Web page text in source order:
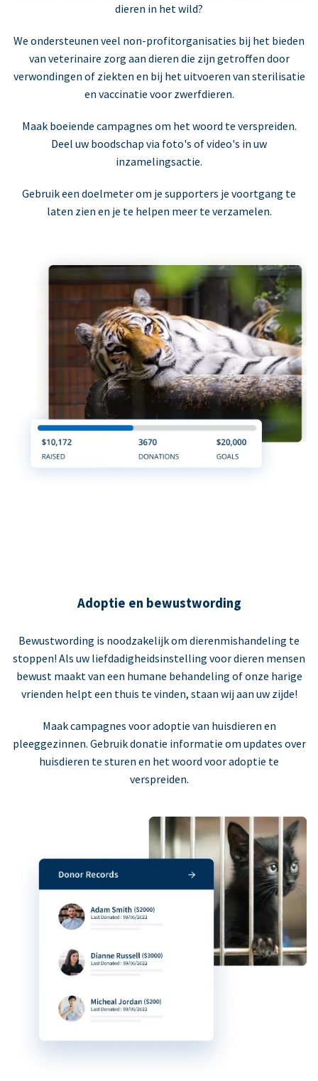
dieren in het wild?
We ondersteunen veel non-profitorganisaties bij het bieden
van veterinaire zorg aan dieren die zijn getroffen door
verwondingen of ziekten en bij het uitvoeren van sterilisatie
en vaccinatie voor zwerfdieren.
Maak boeiende campagnes om het woord te verspreiden.
Deel uw boodschap via foto's of video's in uw
inzamelingsactie.
Gebruik een doelmeter om je supporters je voortgang te
laten zien en je te helpen meer te verzamelen.
Adoptie en bewustwording
Bewustwording is noodzakelijk om dierenmishandeling te
stoppen! Als uw liefdadigheidsinstelling voor dieren mensen
bewust maakt van een humane behandeling of onze harige
vrienden helpt een thuis te vinden, staan wij aan uw zijde!
Maak campagnes voor adoptie van huisdieren en
pleeggezinnen. Gebruik donatie informatie om updates over
huisdieren te sturen en het woord voor adoptie te
verspreiden.